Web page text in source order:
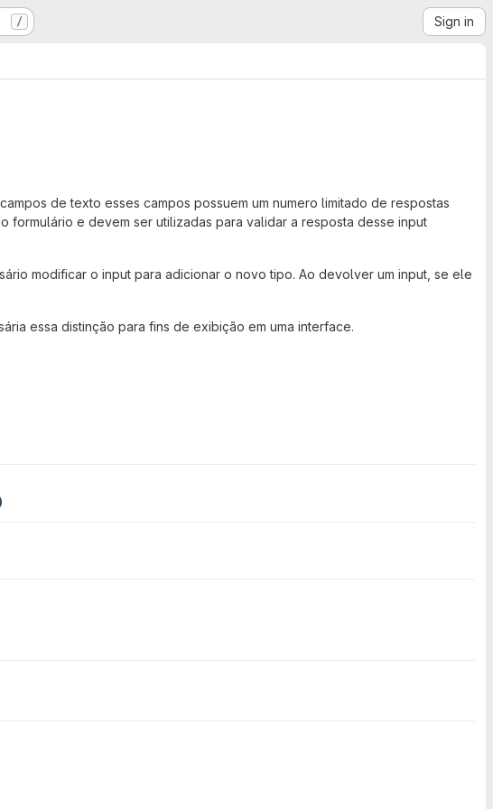
/ Sign in
de texto esses campos possuem um numero limitado de respostas
formulário e devem ser utilizadas para validar a resposta desse input
modificar o input para adicionar o novo tipo. Ao devolver um input, se ele
essa distinção para fins de exibição em uma interface.